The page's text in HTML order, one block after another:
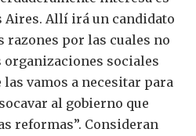
Aires. Allí irá un candidato
razones por las cuales no
organizaciones sociales
vamos a necesitar para
al gobierno que
reformas”. Consideran